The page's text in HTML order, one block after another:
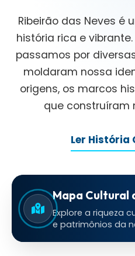
Ribeirão das Neves é
história rica e
passamos por
moldaram nossa
origens, os marcos
que construíram
Ler História
Mapa Cultural
Explore a riqueza
e